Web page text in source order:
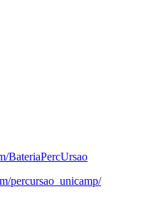
BateriaPercUrsao
percursao_unicamp/